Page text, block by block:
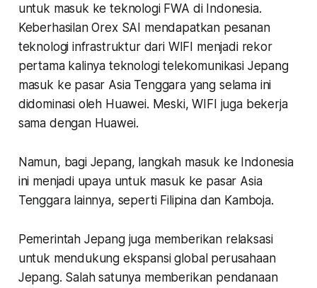
untuk masuk ke teknologi FWA di Indonesia.
Keberhasilan Orex SAI mendapatkan pesanan
teknologi infrastruktur dari WIFI menjadi rekor
pertama kalinya teknologi telekomunikasi Jepang
masuk ke pasar Asia Tenggara yang selama ini
didominasi oleh Huawei. Meski, WIFI juga bekerja
sama dengan Huawei.
Namun, bagi Jepang, langkah masuk ke Indonesia
ini menjadi upaya untuk masuk ke pasar Asia
Tenggara lainnya, seperti Filipina dan Kamboja.
Pemerintah Jepang juga memberikan relaksasi
untuk mendukung ekspansi global perusahaan
Jepang. Salah satunya memberikan pendanaan